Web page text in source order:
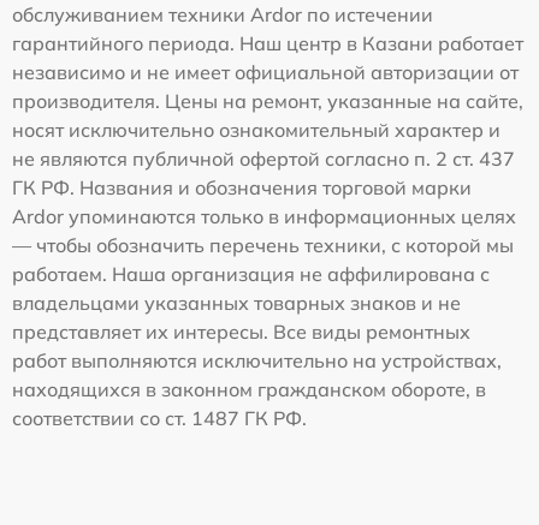
обслуживанием техники Ardor по истечении
гарантийного периода. Наш центр в Казани работает
независимо и не имеет официальной авторизации от
производителя. Цены на ремонт, указанные на сайте,
носят исключительно ознакомительный характер и
не являются публичной офертой согласно п. 2 ст. 437
ГК РФ. Названия и обозначения торговой марки
Ardor упоминаются только в информационных целях
— чтобы обозначить перечень техники, с которой мы
работаем. Наша организация не аффилирована с
владельцами указанных товарных знаков и не
представляет их интересы. Все виды ремонтных
работ выполняются исключительно на устройствах,
находящихся в законном гражданском обороте, в
соответствии со ст. 1487 ГК РФ.